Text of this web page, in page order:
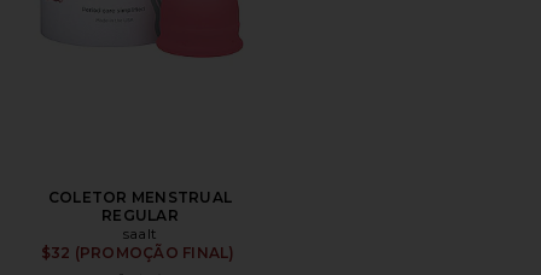
COLETOR MENSTRUAL
REGULAR
saalt
$32 (PROMOÇÃO FINAL)